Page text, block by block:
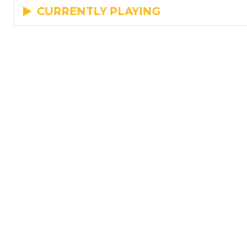
CURRENTLY PLAYING